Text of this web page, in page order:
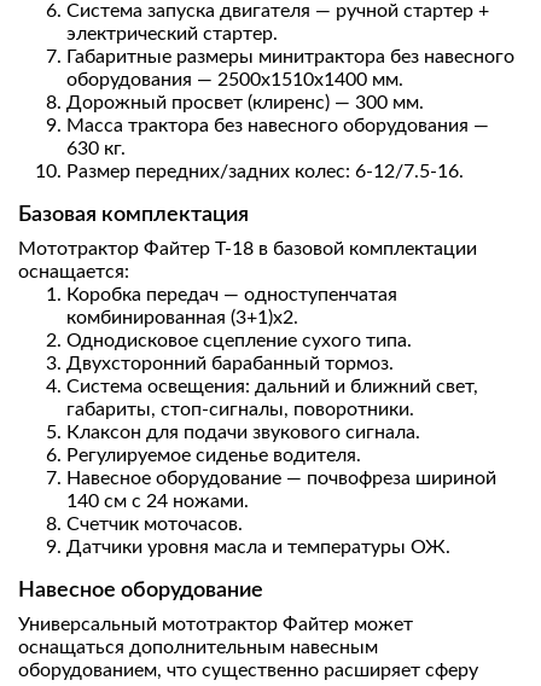
Система запуска двигателя — ручной стартер +
электрический стартер.
Габаритные размеры минитрактора без навесного
оборудования — 2500х1510х1400 мм.
Дорожный просвет (клиренс) — 300 мм.
Масса трактора без навесного оборудования —
630 кг.
Размер передних/задних колес: 6-12/7.5-16.
Базовая комплектация
Мототрактор Файтер Т-18 в базовой комплектации
оснащается:
Коробка передач — одноступенчатая
комбинированная (3+1)х2.
Однодисковое сцепление сухого типа.
Двухсторонний барабанный тормоз.
Система освещения: дальний и ближний свет,
габариты, стоп-сигналы, поворотники.
Клаксон для подачи звукового сигнала.
Регулируемое сиденье водителя.
Навесное оборудование — почвофреза шириной
140 см с 24 ножами.
Счетчик моточасов.
Датчики уровня масла и температуры ОЖ.
Навесное оборудование
Универсальный мототрактор Файтер может
оснащаться дополнительным навесным
оборудованием, что существенно расширяет сферу